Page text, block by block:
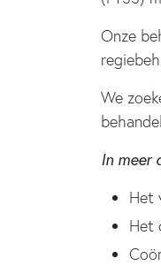
Onze
We
In meer
Het
Het